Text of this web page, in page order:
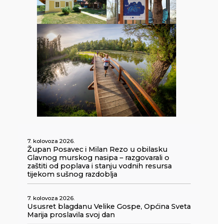
7. kolovoza 2026.
Župan Posavec i Milan Rezo u obilasku
Glavnog murskog nasipa – razgovarali o
zaštiti od poplava i stanju vodnih resursa
tijekom sušnog razdoblja
7. kolovoza 2026.
Ususret blagdanu Velike Gospe, Općina Sveta
Marija proslavila svoj dan